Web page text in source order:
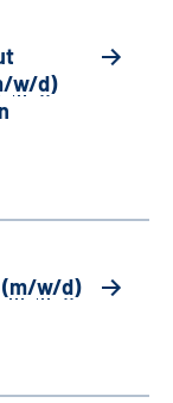
/w/d)
m/w/d)